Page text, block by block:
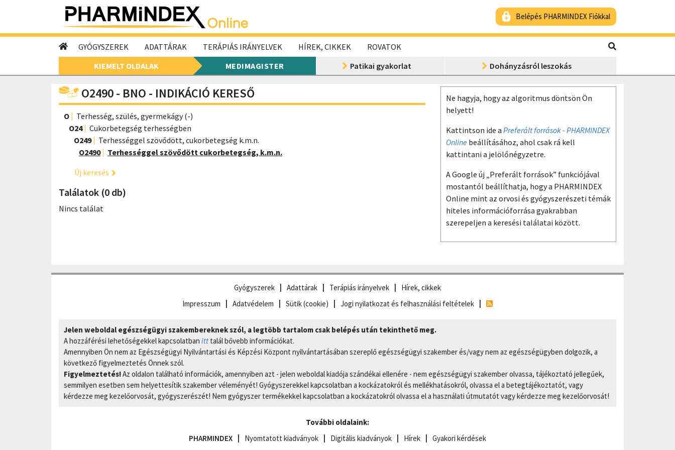
Belépés PHARMINDEX Fiókkal
GYÓGYSZEREK ADATTÁRAK TERÁPIÁS IRÁNYELVEK HÍREK, CIKKEK
ROVATOK
KIEMELT OLDALAK
MEDIMAGISTER Patikai gyakorlat Dohányzásról leszokás
O2490 - BNO - INDIKÁCIÓ KERESŐ
O
Terhesség, szülés, gyermekágy (-)
O24
Cukorbetegség terhességben
O249
Terhességgel szövődött, cukorbetegség k.m.n.
O2490
Terhességgel szövődött cukorbetegség, k.m.n.
Új keresés
Találatok (0 db)
Nincs találat
Ne hagyja, hogy az algoritmus döntsön Ön
helyett!
Kattintson ide a Preferált források - PHARMINDEX
Online beállításához, ahol csak rá kell
kattintani a jelölőnégyzetre.
A Google új „Preferált források” funkciójával
mostantól beállíthatja, hogy a PHARMINDEX
Online mint az orvosi és gyógyszerészeti témák
hiteles információforrása gyakrabban
szerepeljen a keresési találatai között.
Gyógyszerek Adattárak Terápiás irányelvek
Hírek, cikkek
Impresszum
Adatvédelem Sütik (cookie) Jogi nyilatkozat és felhasználási feltételek
Jelen weboldal egészségügyi szakembereknek szól, a legtöbb tartalom csak belépés után tekinthető meg.
A hozzáférési lehetőségekkel kapcsolatban itt talál bővebb információkat.
Amennyiben Ön nem az Egészségügyi Nyilvántartási és Képzési Központ nyilvántartásában szereplő egészségügyi szakember és/vagy nem az egészségügyben dolgozik, a
következő figyelmeztetés Önnek szól.
Figyelmeztetés!Az oldalon található információk, amennyiben azt - jelen weboldal kiadója szándékai ellenére - nem egészségügyi szakember olvassa, tájékoztató jellegűek,
semmilyen esetben sem helyettesítik szakember véleményét! Gyógyszerekkel kapcsolatban a kockázatokról és mellékhatásokról, olvassa el a betegtájékoztatót, vagy
kérdezze meg kezelőorvosát, gyógyszerészét! Nem gyógyszer termékekkel kapcsolatban a kockázatokról olvassa el a használati útmutatót vagy kérdezze meg kezelőorvosát!
További oldalaink:
PHARMINDEX
Nyomtatott kiadványok Digitális kiadványok Hírek Gyakori kérdések